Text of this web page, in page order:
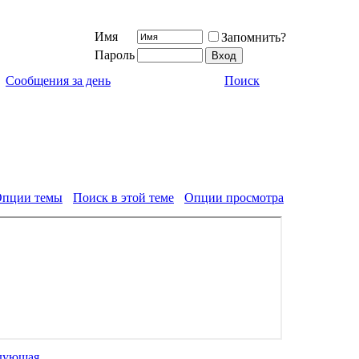
Имя
Запомнить?
Пароль
Сообщения за день
Поиск
темы Поиск в этой теме Опции просмотра